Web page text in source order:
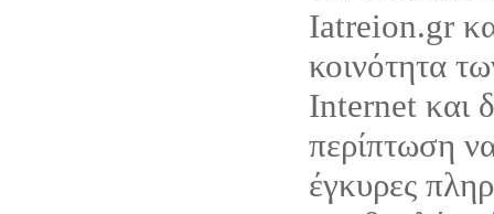
Iatreion.gr
κοινότητα
Internet και
περίπτωση
έγκυρες